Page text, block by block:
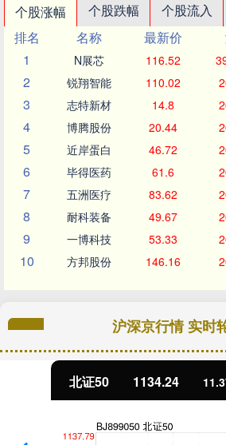
个股涨幅 个股跌幅 个股流入
排名
名称 最新价
1
N展芯 116.52
2 锐翔智能 110.02
3 志特新材 14.8
4 博腾股份 20.44
5 近岸蛋白 46.72
6 毕得医药 61.6
7 五洲医疗 83.62
8 耐科装备 49.67
9 一博科技 53.33
10 方邦股份 146.16
沪深京行情 实时
北证50 1134.24